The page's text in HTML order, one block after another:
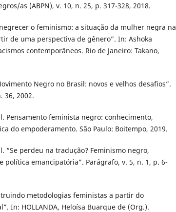
as (ABPN), v. 10, n. 25, p. 317-328, 2018.
o feminismo: a situação da mulher negra na
de uma perspectiva de gênero”. In: Ashoka
contemporâneos. Rio de Janeiro: Takano,
Negro no Brasil: novos e velhos desafios”.
36, 2002.
Pensamento feminista negro: conhecimento,
do empoderamento. São Paulo: Boitempo, 2019.
“Se perdeu na tradução? Feminismo negro,
política emancipatória”. Parágrafo, v. 5, n. 1, p. 6-
metodologias feministas a partir do
In: HOLLANDA, Heloísa Buarque de (Org.).